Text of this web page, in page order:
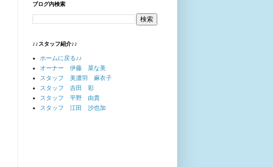
ブログ内検索
♪♪スタッフ紹介♪♪
ホームに戻る♪♪
オーナー 伊藤 菜な美
スタッフ 美濃羽 麻衣子
スタッフ 吉田 彩
スタッフ 平野 由貴
スタッフ 江田 沙也加